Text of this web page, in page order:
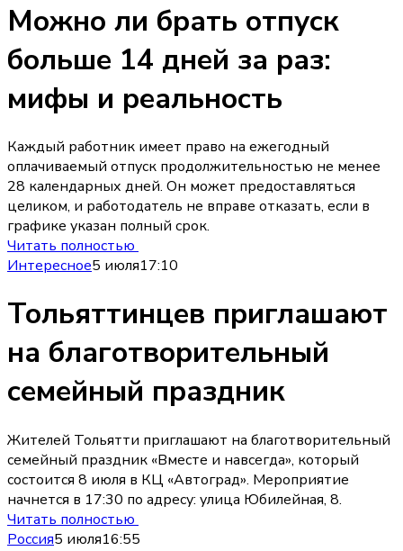
Можно ли брать отпуск
больше 14 дней за раз:
мифы и реальность
Каждый работник имеет право на ежегодный
оплачиваемый отпуск продолжительностью не менее
28 календарных дней. Он может предоставляться
целиком, и работодатель не вправе отказать, если в
графике указан полный срок.
Читать полностью
Интересное5 июля17:10
Тольяттинцев приглашают
на благотворительный
семейный праздник
Жителей Тольятти приглашают на благотворительный
семейный праздник «Вместе и навсегда», который
состоится 8 июля в КЦ «Автоград». Мероприятие
начнется в 17:30 по адресу: улица Юбилейная, 8.
Читать полностью
Россия5 июля16:55